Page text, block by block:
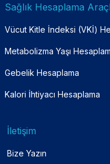
Sağlık Hesaplama
Vücut Kitle İndeksi (VKİ)
Metabolizma Yaşı
Gebelik Hesaplama
Kalori İhtiyacı Hesaplama
İletişim
Bize Yazın